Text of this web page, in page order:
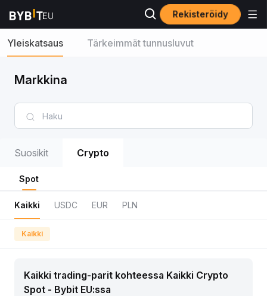
Rekisteröidy
Yleiskatsaus Tärkeimmät tunnusluvut
Markkina
Suosikit Crypto
Spot
Kaikki USDC EUR PLN
Kaikki
Kaikki trading-parit kohteessa Kaikki Crypto
Spot - Bybit EU:ssa